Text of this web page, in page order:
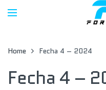
Home Fecha 4 – 2024
Fecha 4 –